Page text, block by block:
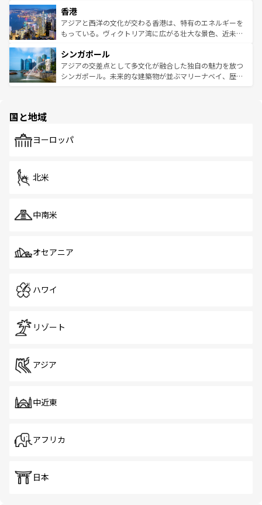
とつ。フォーやバインミー、ベトナムコーヒーなどは、ぜ
ひ現地で味わいたい。どの地域を訪れてもあたたかい人々
が旅行者を迎えてくれるので、きっと忘れられない旅にな
参照してほしい。
の活気が交差している。北部ではチェンマイなどの山岳地
帯で自然と触れ合い、南部ではプーケットやクラビの美し
いビーチでリゾート気分を楽しむことができる。タイ料理
激する。気候は一年中温暖で、どの季節にも異なる楽しみ
が待っている。親しみやすいタイの人々、仏教を中心とし
た文化、そして多様な観光資源が、訪れる旅人を魅了し続
香港
アジアと西洋の文化が交わる香港は、特有のエネルギーを
もっている。ヴィクトリア湾に広がる壮大な景色、近未来
み、どこを訪れても感動するはず。観光スポットが密集し
ており、効率よく見どころを回れるのも魅力。息をのむよ
うな絶景から文化的な体験まで、香港を存分に楽しみ尽く
シンガポール
アジアの交差点として多文化が融合した独自の魅力を放つ
シンガポール。未来的な建築物が並ぶマリーナベイ、歴史
で、ホーカーズは地元の風情を楽しめる外せないスポット
国と地域
ヨーロッパ
北米
中南米
オセアニア
ハワイ
リゾート
アジア
中近東
アフリカ
日本